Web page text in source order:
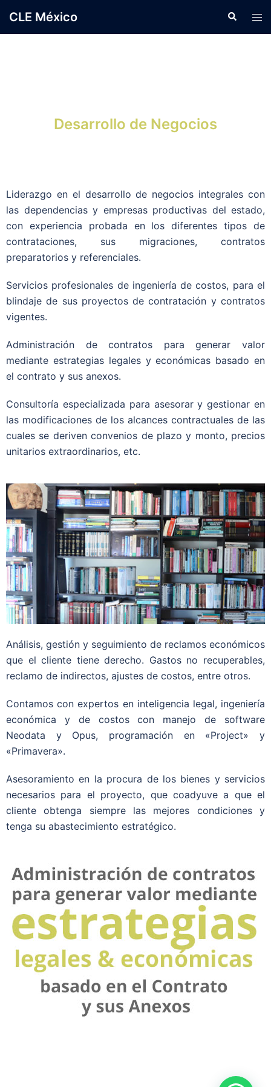
CLE México
Desarrollo de Negocios
Liderazgo en el desarrollo de negocios integrales con
las dependencias y empresas productivas del estado,
con experiencia probada en los diferentes tipos de
contrataciones, sus migraciones, contratos
preparatorios y referenciales.
Servicios profesionales de ingeniería de costos, para el
blindaje de sus proyectos de contratación y contratos
vigentes.
Administración de contratos para generar valor
mediante estrategias legales y económicas basado en
el contrato y sus anexos.
Consultoría especializada para asesorar y gestionar en
las modificaciones de los alcances contractuales de las
cuales se deriven convenios de plazo y monto, precios
unitarios extraordinarios, etc.
Análisis, gestión y seguimiento de reclamos económicos
que el cliente tiene derecho. Gastos no recuperables,
reclamo de indirectos, ajustes de costos, entre otros.
Contamos con expertos en inteligencia legal, ingeniería
económica y de costos con manejo de software
Neodata y Opus, programación en «Project» y
«Primavera».
Asesoramiento en la procura de los bienes y servicios
necesarios para el proyecto, que coadyuve a que el
cliente obtenga siempre las mejores condiciones y
tenga su abastecimiento estratégico.